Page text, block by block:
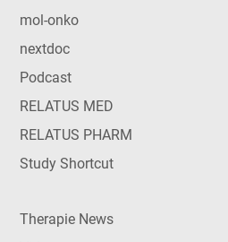
mol-onko
nextdoc
Podcast
RELATUS MED
RELATUS PHARM
Study Shortcut
Therapie News